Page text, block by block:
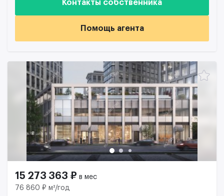
Контакты собственника
Помощь агента
15 273 363 ₽ в мес
76 860 ₽ м²/год